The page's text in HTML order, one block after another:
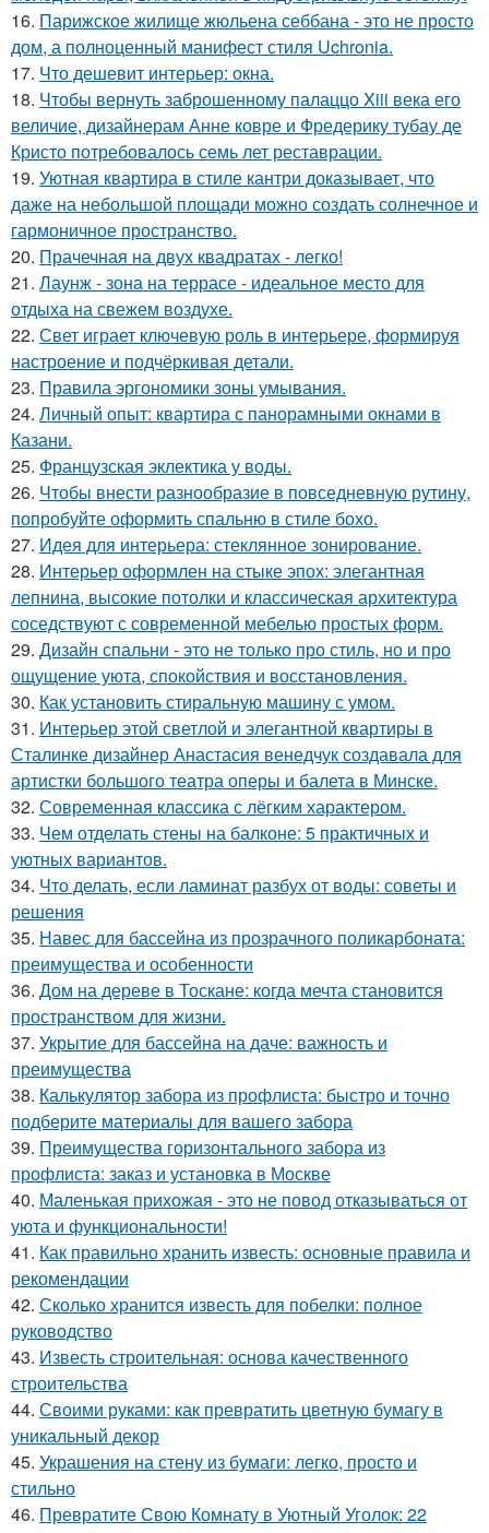
16. Парижское жилище жюльена себбана - это не просто
дом, а полноценный манифест стиля Uchronia.
17. Что дешевит интерьер: окна.
18. Чтобы вернуть заброшенному палаццо Xiii века его
величие, дизайнерам Анне ковре и Фредерику тубау де
Кристо потребовалось семь лет реставрации.
19. Уютная квартира в стиле кантри доказывает, что
даже на небольшой площади можно создать солнечное и
гармоничное пространство.
20. Прачечная на двух квадратах - легко!
21. Лаунж - зона на террасе - идеальное место для
отдыха на свежем воздухе.
22. Свет играет ключевую роль в интерьере, формируя
настроение и подчёркивая детали.
23. Правила эргономики зоны умывания.
24. Личный опыт: квартира с панорамными окнами в
Казани.
25. Французская эклектика у воды.
26. Чтобы внести разнообразие в повседневную рутину,
попробуйте оформить спальню в стиле бохо.
27. Идея для интерьера: стеклянное зонирование.
28. Интерьер оформлен на стыке эпох: элегантная
лепнина, высокие потолки и классическая архитектура
соседствуют с современной мебелью простых форм.
29. Дизайн спальни - это не только про стиль, но и про
ощущение уюта, спокойствия и восстановления.
30. Как установить стиральную машину с умом.
31. Интерьер этой светлой и элегантной квартиры в
Сталинке дизайнер Анастасия венедчук создавала для
артистки большого театра оперы и балета в Минске.
32. Современная классика с лёгким характером.
33. Чем отделать стены на балконе: 5 практичных и
уютных вариантов.
34. Что делать, если ламинат разбух от воды: советы и
решения
35. Навес для бассейна из прозрачного поликарбоната:
преимущества и особенности
36. Дом на дереве в Тоскане: когда мечта становится
пространством для жизни.
37. Укрытие для бассейна на даче: важность и
преимущества
38. Калькулятор забора из профлиста: быстро и точно
подберите материалы для вашего забора
39. Преимущества горизонтального забора из
профлиста: заказ и установка в Москве
40. Маленькая прихожая - это не повод отказываться от
уюта и функциональности!
41. Как правильно хранить известь: основные правила и
рекомендации
42. Сколько хранится известь для побелки: полное
руководство
43. Известь строительная: основа качественного
строительства
44. Своими руками: как превратить цветную бумагу в
уникальный декор
45. Украшения на стену из бумаги: легко, просто и
стильно
46. Превратите Свою Комнату в Уютный Уголок: 22